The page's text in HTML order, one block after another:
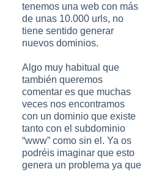
tenemos una web con más
de unas 10.000 urls, no
tiene sentido generar
nuevos dominios.
Algo muy habitual que
también queremos
comentar es que muchas
veces nos encontramos
con un dominio que existe
tanto con el subdominio
“www” como sin el. Ya os
podréis imaginar que esto
genera un problema ya que